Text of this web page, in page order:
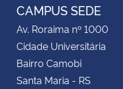
CAMPUS SEDE
Av. Roraima nº 1000
Cidade Universitária
Bairro Camobi
Santa Maria - RS